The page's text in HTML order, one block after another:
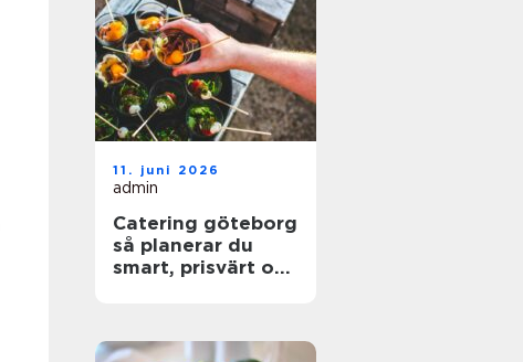
11. juni 2026
admin
Catering göteborg
så planerar du
smart, prisvärt och